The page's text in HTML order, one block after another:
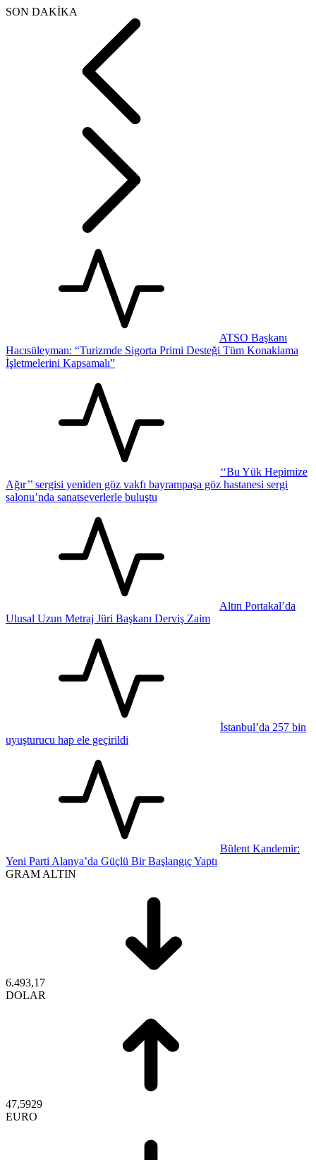
SON DAKİKA
ATSO Başkanı
Hacısüleyman: “Turizmde Sigorta Primi Desteği Tüm Konaklama
İşletmelerini Kapsamalı”
‘‘Bu Yük Hepimize
Ağır’’ sergisi yeniden göz vakfı bayrampaşa göz hastanesi sergi
salonu’nda sanatseverlerle buluştu
Altın Portakal’da
Ulusal Uzun Metraj Jüri Başkanı Derviş Zaim
İstanbul’da 257 bin
uyuşturucu hap ele geçirildi
Bülent Kandemir:
Yeni Parti Alanya’da Güçlü Bir Başlangıç Yaptı
GRAM ALTIN
6.493,17
DOLAR
47,5929
EURO